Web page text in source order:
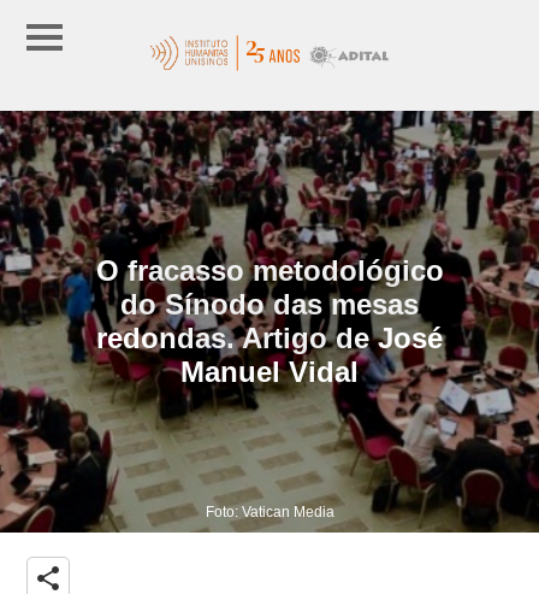
O fracasso metodológico
do Sínodo das mesas
redondas. Artigo de José
Manuel Vidal
Foto: Vatican Media
share